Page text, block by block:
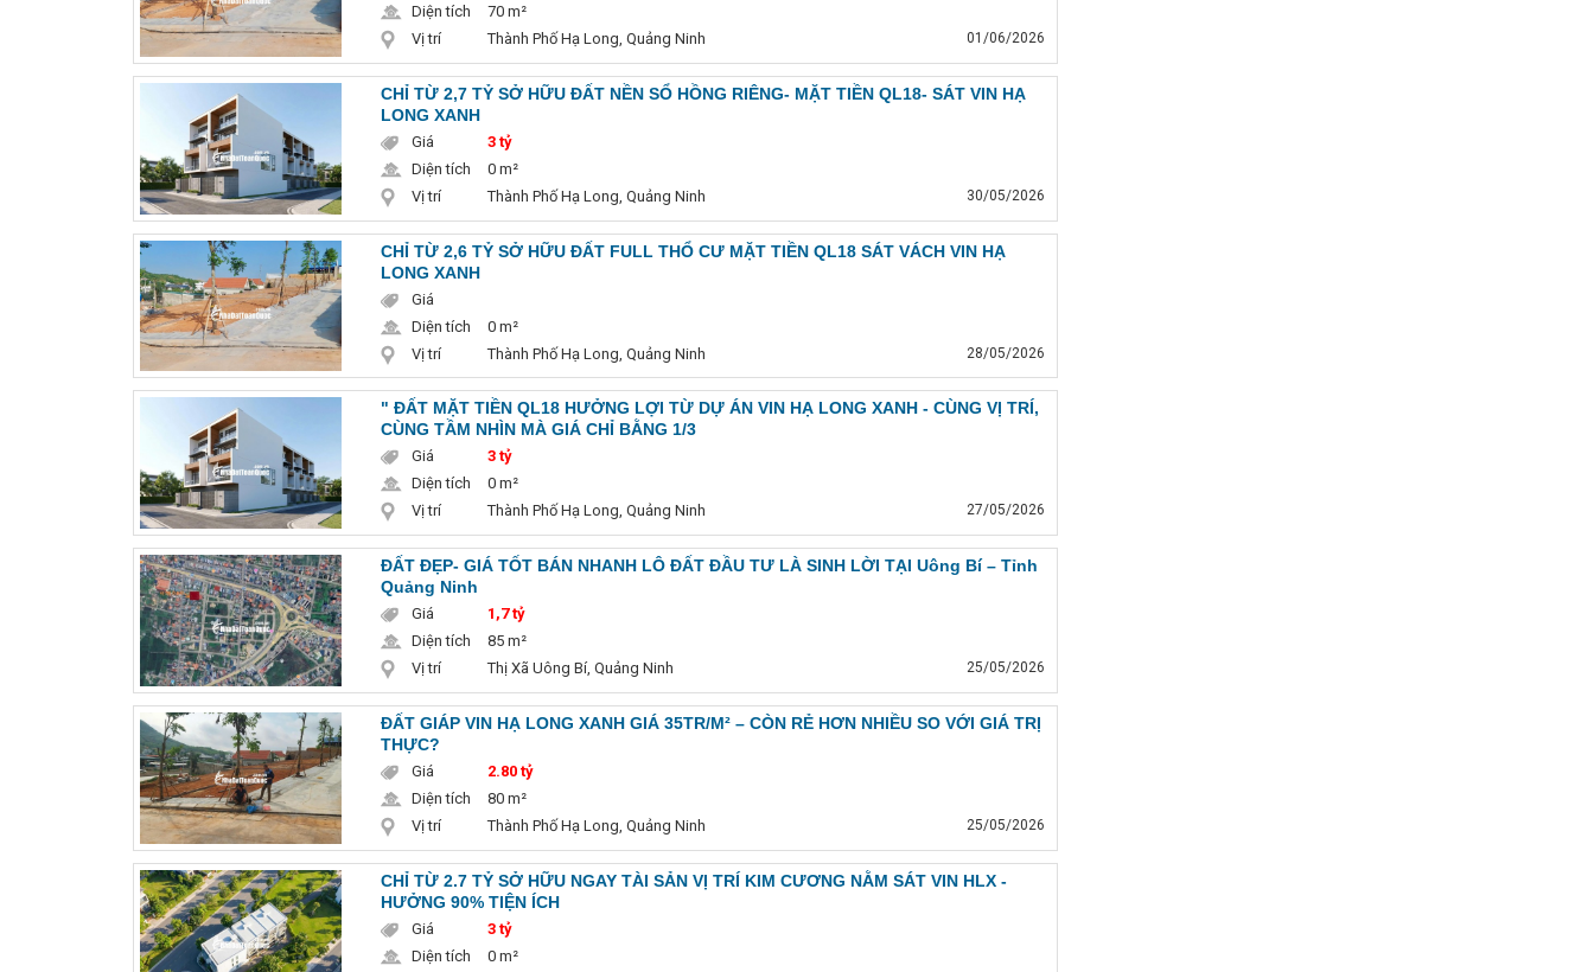
Diện tích
70 m²
Vị trí
Thành Phố Hạ Long, Quảng Ninh 01/06/2026
CHỈ TỪ 2,7 TỶ SỞ HỮU ĐẤT NỀN SỔ HỒNG RIÊNG- MẶT TIỀN QL18- SÁT VIN HẠ
LONG XANH
Giá
3 tỷ
Diện tích
0 m²
Vị trí
Thành Phố Hạ Long, Quảng Ninh 30/05/2026
CHỈ TỪ 2,6 TỶ SỞ HỮU ĐẤT FULL THỔ CƯ MẶT TIỀN QL18 SÁT VÁCH VIN HẠ
LONG XANH
Giá
Diện tích
0 m²
Vị trí
Thành Phố Hạ Long, Quảng Ninh 28/05/2026
" ĐẤT MẶT TIỀN QL18 HƯỞNG LỢI TỪ DỰ ÁN VIN HẠ LONG XANH - CÙNG VỊ TRÍ,
CÙNG TẦM NHÌN MÀ GIÁ CHỈ BẰNG 1/3
Giá
3 tỷ
Diện tích
0 m²
Vị trí
Thành Phố Hạ Long, Quảng Ninh 27/05/2026
ĐẤT ĐẸP- GIÁ TỐT BÁN NHANH LÔ ĐẤT ĐẦU TƯ LÀ SINH LỜI TẠI Uông Bí – Tỉnh
Quảng Ninh
Giá
1,7 tỷ
Diện tích
85 m²
Vị trí
Thị Xã Uông Bí, Quảng Ninh 25/05/2026
ĐẤT GIÁP VIN HẠ LONG XANH GIÁ 35TR/M² – CÒN RẺ HƠN NHIỀU SO VỚI GIÁ TRỊ
THỰC?
Giá
2.80 tỷ
Diện tích
80 m²
Vị trí
Thành Phố Hạ Long, Quảng Ninh 25/05/2026
CHỈ TỪ 2.7 TỶ SỞ HỮU NGAY TÀI SẢN VỊ TRÍ KIM CƯƠNG NẰM SÁT VIN HLX -
HƯỞNG 90% TIỆN ÍCH
Giá
3 tỷ
Diện tích
0 m²